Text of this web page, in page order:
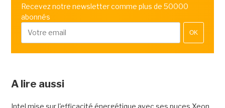
Recevez notre newsletter comme plus de 50000
abonnés
OK
A lire aussi
Intel mise sur l'efficacité énergétique avec ses puces Xeon